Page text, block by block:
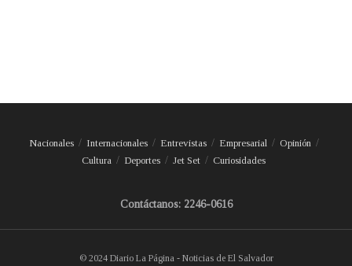
Nacionales Internacionales Entrevistas Empresarial
Opinión
Cultura
Deportes Jet Set Curiosidades
Contáctanos: 2246-0616
© 2024 Diario La Página - Noticias de El Salvador